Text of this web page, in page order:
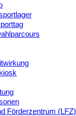
Förderzentrum (LFZ)